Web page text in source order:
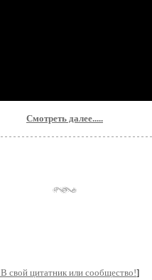
Смотреть далее.....
В свой цитатник или сообщество!]